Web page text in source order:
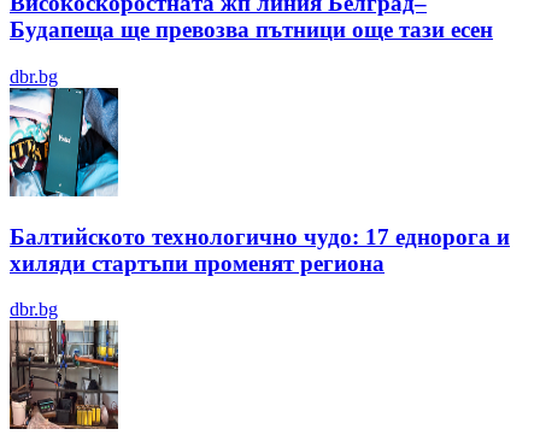
Будапеща ще превозва пътници още тази есен
dbr.bg
Балтийското технологично чудо: 17 еднорога и
хиляди стартъпи променят региона
dbr.bg